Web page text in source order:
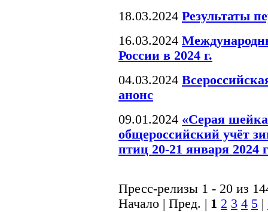
18.03.2024 Результаты
16.03.2024
России в 2024 г.
04.03.2024
анонс
09.01.2024 «Серая
общероссийский учёт
птиц 20-21 января 2024
Пресс-релизы 1 - 20 из
Начало | Пред. | 1 2 3 4 5